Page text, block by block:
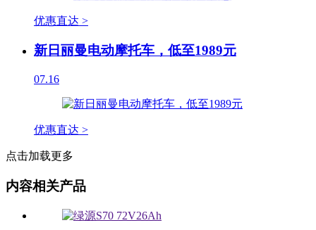
优惠直达 >
新日丽曼电动摩托车，低至1989元
07.16
优惠直达 >
点击加载更多
内容相关产品